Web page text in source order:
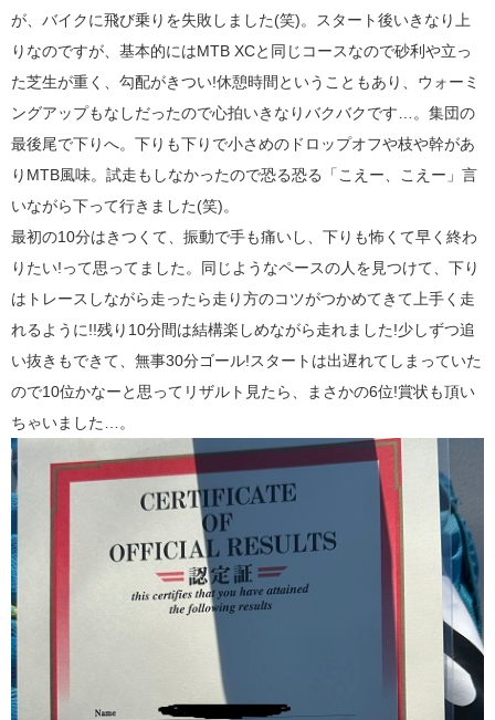
が、バイクに飛び乗りを失敗しました(笑)。スタート後いきなり上
りなのですが、基本的にはMTB XCと同じコースなので砂利や立っ
た芝生が重く、勾配がきつい!休憩時間ということもあり、ウォーミ
ングアップもなしだったので心拍いきなりバクバクです…。集団の
最後尾で下りへ。下りも下りで小さめのドロップオフや枝や幹があ
りMTB風味。試走もしなかったので恐る恐る「こえー、こえー」言
いながら下って行きました(笑)。
最初の10分はきつくて、振動で手も痛いし、下りも怖くて早く終わ
りたい!って思ってました。同じようなペースの人を見つけて、下り
はトレースしながら走ったら走り方のコツがつかめてきて上手く走
れるように!!残り10分間は結構楽しめながら走れました!少しずつ追
い抜きもできて、無事30分ゴール!スタートは出遅れてしまっていた
ので10位かなーと思ってリザルト見たら、まさかの6位!賞状も頂い
ちゃいました…。